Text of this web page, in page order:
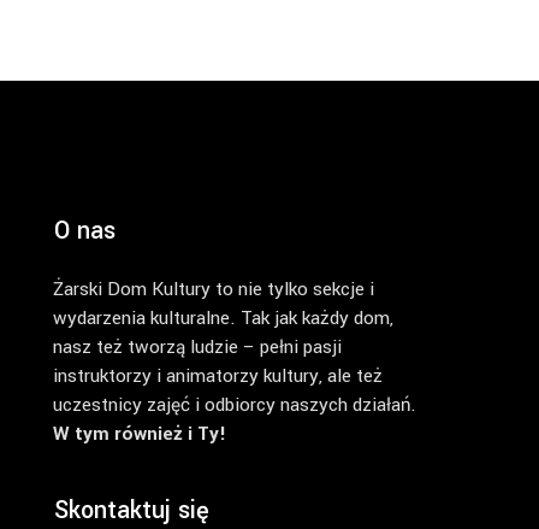
O nas
Żarski Dom Kultury to nie tylko sekcje i
wydarzenia kulturalne. Tak jak każdy dom,
nasz też tworzą ludzie – pełni pasji
instruktorzy i animatorzy kultury, ale też
uczestnicy zajęć i odbiorcy naszych działań.
W tym również i Ty!
Skontaktuj się